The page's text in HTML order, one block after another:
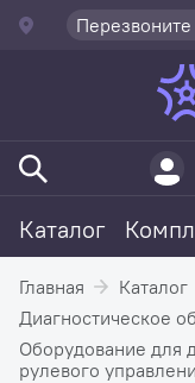
Каталог
Главная
Каталог
Диагностическое
Оборудование для
рулевого